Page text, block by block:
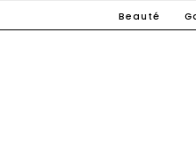
to
Beauté